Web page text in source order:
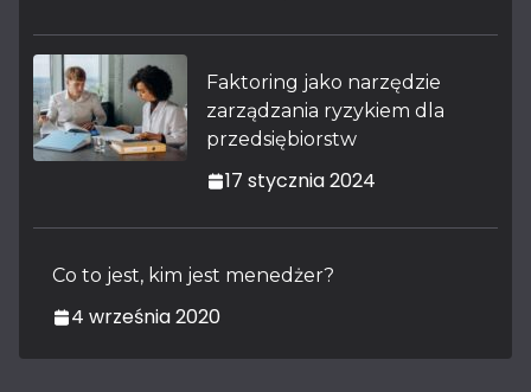
Faktoring jako narzędzie
zarządzania ryzykiem dla
przedsiębiorstw
17 stycznia 2024
Co to jest, kim jest menedżer?
4 września 2020